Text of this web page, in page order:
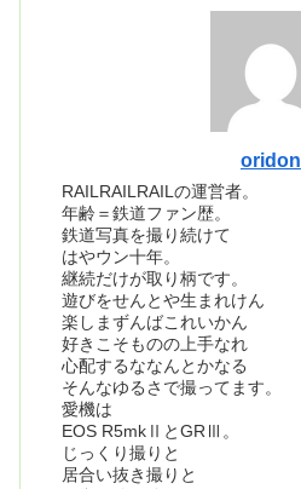
oridon
RAILRAILRAILの運営者。
年齢＝鉄道ファン歴。
鉄道写真を撮り続けて
はやウン十年。
継続だけが取り柄です。
遊びをせんとや生まれけん
楽しまずんばこれいかん
好きこそものの上手なれ
心配するななんとかなる
そんなゆるさで撮ってます。
愛機は
EOS R5mkⅡとGRⅢ。
じっくり撮りと
居合い抜き撮りと